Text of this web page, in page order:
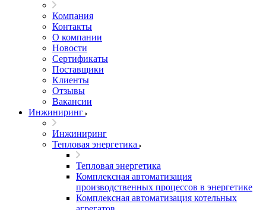
Компания
Контакты
О компании
Новости
Сертификаты
Поставщики
Клиенты
Отзывы
Вакансии
Инжиниринг
Инжиниринг
Тепловая энергетика
Тепловая энергетика
Комплексная автоматизация
производственных процессов в энергетике
Комплексная автоматизация котельных